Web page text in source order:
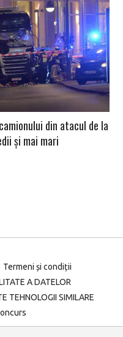
din atacul de la
și mai mari
Termeni și condiții
A DATELOR
TEHNOLOGII SIMILARE